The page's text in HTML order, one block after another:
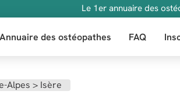
Le 1er annuaire des
Annuaire des ostéopathes FAQ
Alpes > Isère